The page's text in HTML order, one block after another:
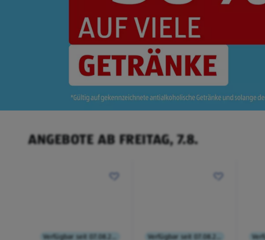
ANGEBOTE AB FREITAG, 7.8.